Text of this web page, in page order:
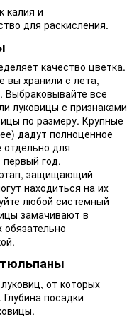
калия и
для раскисления.
качество цветка.
вы хранили с лета,
Выбраковывайте все
луковицы с признаками
по размеру. Крупные
дадут полноценное
для
год.
защищающий
находиться на их
любой системный
замачивают в
от которых
посадки